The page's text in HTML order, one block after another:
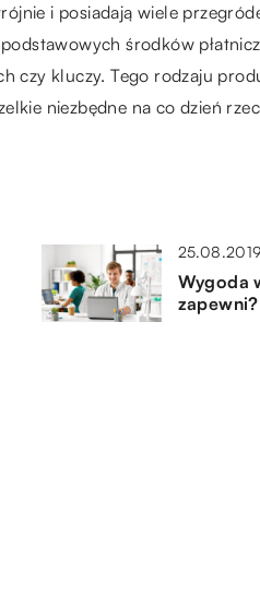
i posiadają wiele
środków
czy kluczy. Tego rodzaju
niezbędne na co dzień
25.08.2019
Wygoda
zapewni?